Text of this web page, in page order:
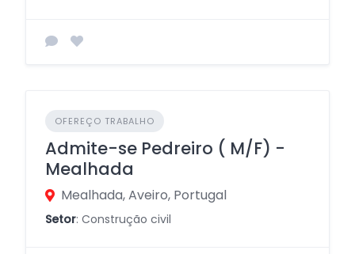
OFEREÇO TRABALHO
Admite-se Pedreiro ( M/F) -
Mealhada
Mealhada, Aveiro, Portugal
Setor: Construção civil